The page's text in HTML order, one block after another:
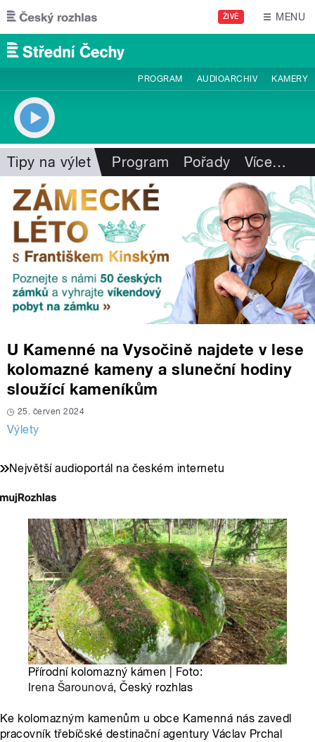
Přejít k hlavnímu obsahu
ŽIVĚ MENU
PROGRAM AUDIOARCHIV KAMERY
Tipy na výlet Program Pořady Více…
U Kamenné na Vysočině najdete v lese
kolomazné kameny a sluneční hodiny
sloužící kameníkům
25. červen 2024
Výlety
Největší audioportál na českém internetu
Přírodní kolomazný kámen | Foto:
Irena Šarounová, Český rozhlas
Ke kolomazným kamenům u obce Kamenná nás zavedl
pracovník třebíčské destinační agentury Václav Prchal